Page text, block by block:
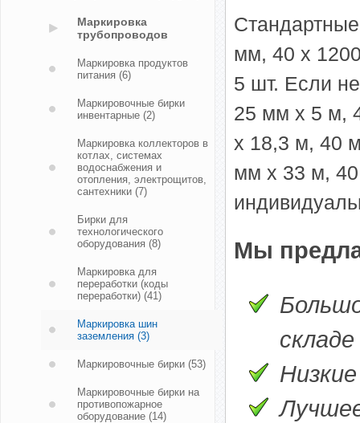
мм, 40 х
5 шт. Если
25 мм х 5 м,
х 18,3 м, 40
мм х 33 м,
Мы
складе
Маркировка
трубопроводов
Маркировка продуктов
питания (6)
Маркировочные бирки
инвентарные (2)
Маркировка коллекторов в
котлах, системах
водоснабжения и
отопления, электрощитов,
сантехники (7)
Бирки для
технологического
оборудования (8)
Маркировка для
переработки (коды
переработки) (41)
Маркировка шин
заземления (3)
Маркировочные бирки (53)
Маркировочные бирки на
противопожарное
оборудование (14)